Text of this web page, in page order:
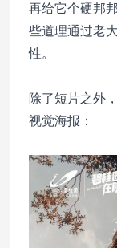
再给它个硬邦
些道理通过老
性。
除了短片之外
视觉海报：